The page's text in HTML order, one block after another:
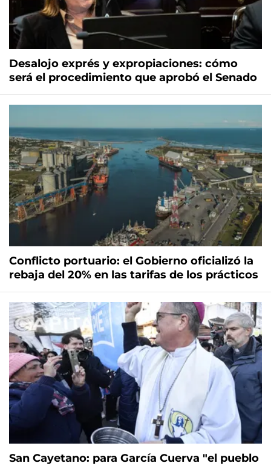
Desalojo exprés y expropiaciones: cómo
será el procedimiento que aprobó el Senado
Conflicto portuario: el Gobierno oficializó la
rebaja del 20% en las tarifas de los prácticos
San Cayetano: para García Cuerva "el pueblo